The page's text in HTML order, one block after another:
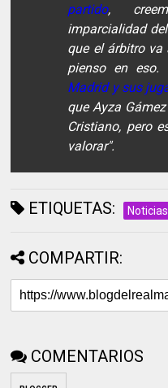
partido,
imparcialidad
que el árbitro
pienso en eso.
Madrid y sus
que Ayza
Cristiano, pero
valorar".
ETIQUETAS: Noticias
COMPARTIR:
COMENTARIOS